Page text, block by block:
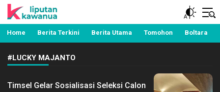
Liputan Kawanua
Berita Manado, Sulawesi Utara, Kawanua, Politik,
Pemerintahan, Hukum Kriminal dan Nasional
Home Berita Terkini Berita Utama Tomohon Boltara
#LUCKY MAJANTO
Timsel Gelar Sosialisasi Seleksi Calon